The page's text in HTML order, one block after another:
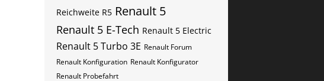
Reichweite R5 Renault 5
Renault 5 E-Tech Renault 5 Electric
Renault 5 Turbo 3E Renault Forum
Renault Konfiguration Renault Konfigurator
Renault Probefahrt